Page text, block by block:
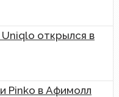
открылся в
Pinko в Афимолл